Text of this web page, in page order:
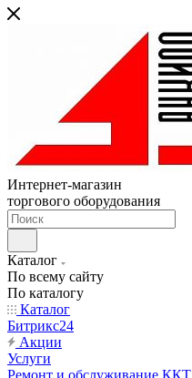
Интернет-магазин
торгового оборудования
Каталог
По всему сайту
По каталогу
Каталог
Битрикс24
Акции
Услуги
Ремонт и обслуживание ККТ